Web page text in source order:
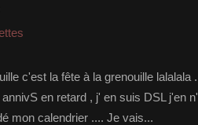
c'est la fête à la grenouille lalalala
en retard , j' en suis DSL j'en
mon calendrier .... Je vais...